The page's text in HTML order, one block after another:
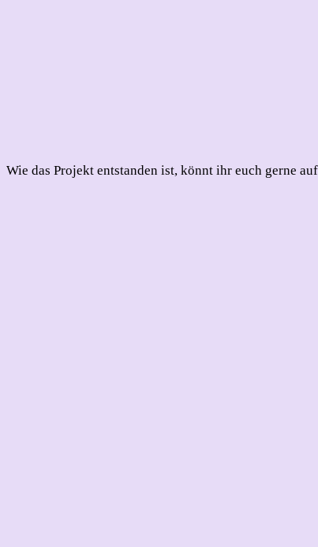
Wie das Projekt entstanden ist, könnt ihr euch gerne